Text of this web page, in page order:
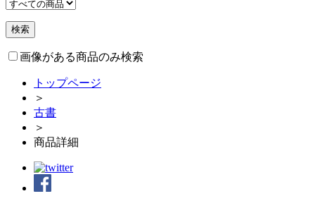
画像がある商品のみ検索
トップページ
＞
古書
＞
商品詳細